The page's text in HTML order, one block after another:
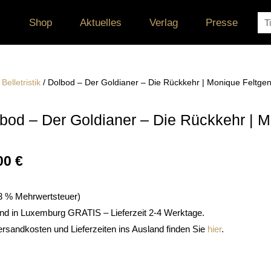
Shop Aktuelles Verlag Presse
Belletristik / Dolbod – Der Goldianer – Die Rückkehr | Monique Feltgen
– Der Goldianer – Die Rückkehr |
€
% Mehrwertsteuer)
in Luxemburg GRATIS – Lieferzeit 2-4 Werktage.
und Lieferzeiten ins Ausland finden Sie hier.